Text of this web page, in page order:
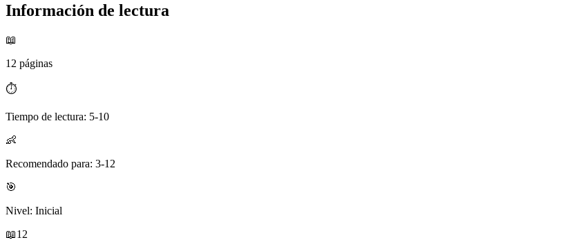
Información de lectura
📖
12 páginas
⏱️
Tiempo de lectura: 5-10
👶
Recomendado para: 3-12
🎯
Nivel: Inicial
📖12